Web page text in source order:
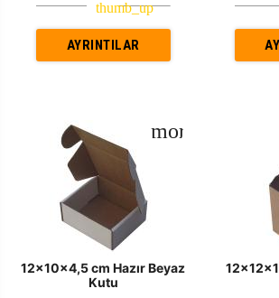
AYRINTILAR
12x10x4,5 cm Hazır Beyaz
Kutu